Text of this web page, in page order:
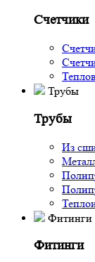
Счетчики
Трубы
Трубы
Из
Фитинги
Фитинги